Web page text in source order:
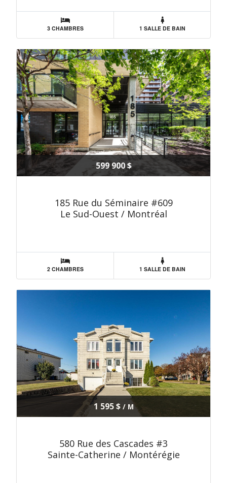
3 CHAMBRES 1 SALLE DE BAIN
599 900 $
185 Rue du Séminaire #609
Le Sud-Ouest / Montréal
2 CHAMBRES 1 SALLE DE BAIN
1 595 $/ M
580 Rue des Cascades #3
Sainte-Catherine / Montérégie